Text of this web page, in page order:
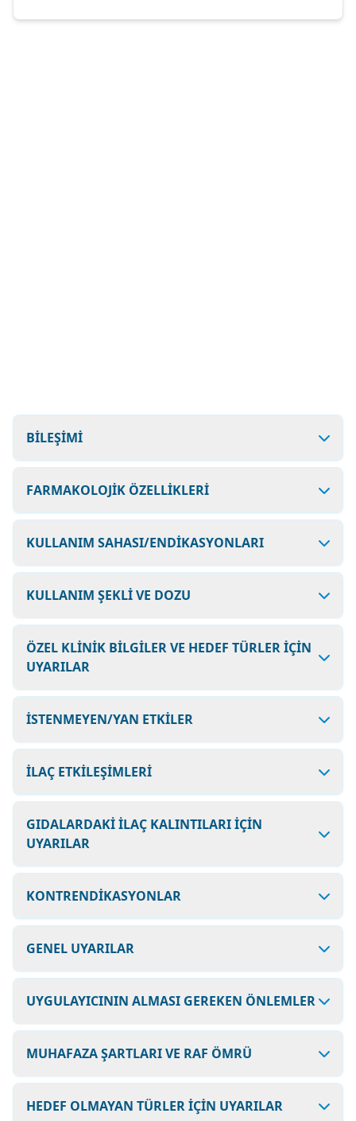
BİLEŞİMİ
FARMAKOLOJİK ÖZELLİKLERİ
KULLANIM SAHASI/ENDİKASYONLARI
KULLANIM ŞEKLİ VE DOZU
ÖZEL KLİNİK BİLGİLER VE HEDEF TÜRLER İÇİN
UYARILAR
İSTENMEYEN/YAN ETKİLER
İLAÇ ETKİLEŞİMLERİ
GIDALARDAKİ İLAÇ KALINTILARI İÇİN
UYARILAR
KONTRENDİKASYONLAR
GENEL UYARILAR
UYGULAYICININ ALMASI GEREKEN ÖNLEMLER
MUHAFAZA ŞARTLARI VE RAF ÖMRÜ
HEDEF OLMAYAN TÜRLER İÇİN UYARILAR